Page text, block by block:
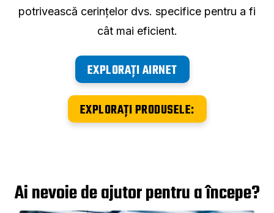
potrivească cerințelor dvs. specifice pentru a fi
cât mai eficient.
EXPLORAȚI AIRNET
EXPLORAȚI PRODUSELE:
Ai nevoie de ajutor pentru a începe?